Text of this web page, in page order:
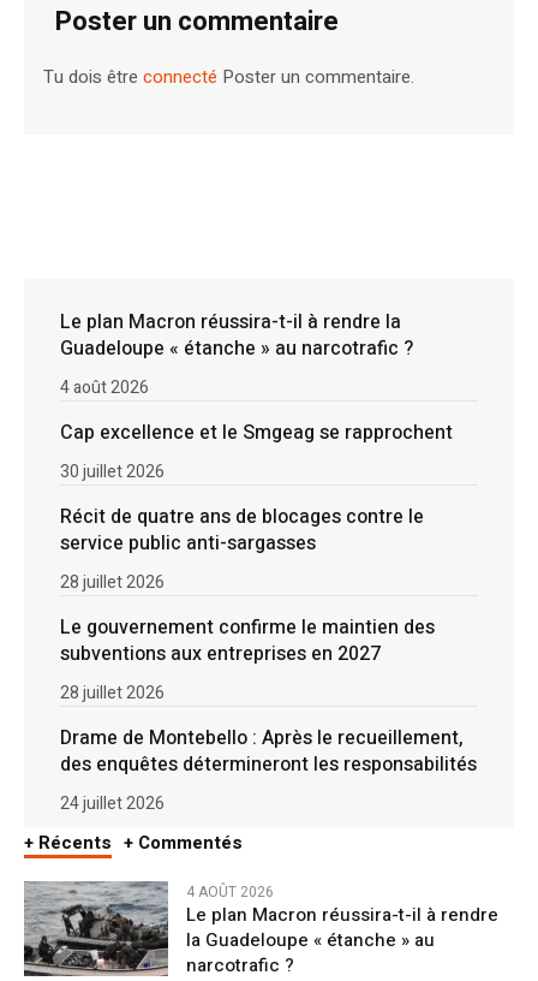
Poster un commentaire
Tu dois êtreconnecté Poster un commentaire.
Le plan Macron réussira-t-il à rendre la
Guadeloupe « étanche » au narcotrafic ?
4 août 2026
Cap excellence et le Smgeag se rapprochent
30 juillet 2026
Récit de quatre ans de blocages contre le
service public anti-sargasses
28 juillet 2026
Le gouvernement confirme le maintien des
subventions aux entreprises en 2027
28 juillet 2026
Drame de Montebello : Après le recueillement,
des enquêtes détermineront les responsabilités
24 juillet 2026
+ Récents + Commentés
4 AOÛT 2026
Le plan Macron réussira-t-il à rendre
la Guadeloupe « étanche » au
narcotrafic ?